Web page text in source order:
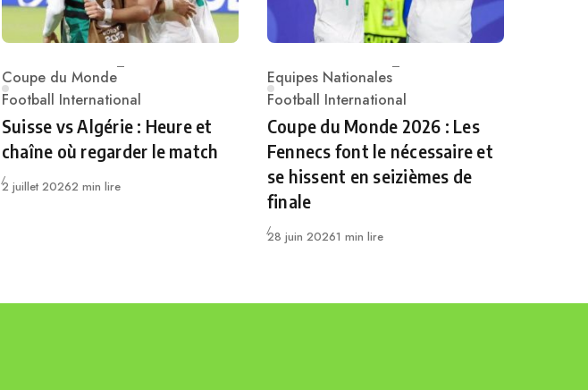
Category
Coupe du Monde
Football International
Suisse vs Algérie : Heure et
chaîne où regarder le match
Publié
2 juillet 20262 min lire
Category
Equipes Nationales
Football International
Coupe du Monde 2026 : Les
Fennecs font le nécessaire et
se hissent en seizièmes de
finale
Publié
28 juin 20261 min lire